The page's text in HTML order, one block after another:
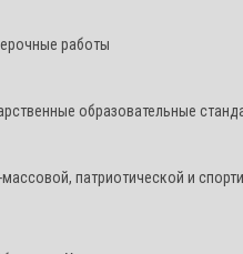
работы
образовательные
патриотической и